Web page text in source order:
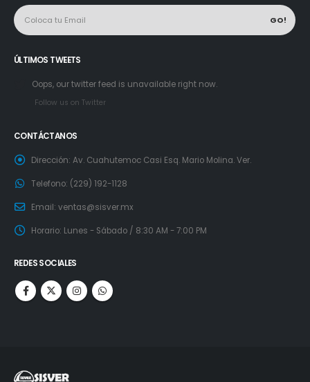
ÚLTIMOS TWEETS
Oops, our twitter feed is unavailable right now.
Follow us on Twitter
CONTÁCTANOS
Dirección: Av. Cuahutemoc Casi Esq. Mario Molina. Ver.
Telefono: (229) 192-1128
Email: ventas@sisver.mx
Horario: Lunes - Sábado / 8:30 AM - 7:00 PM
REDES SOCIALES